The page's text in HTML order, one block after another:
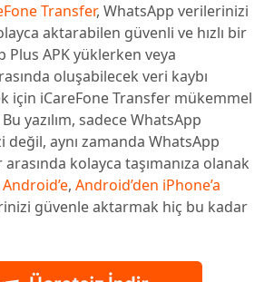
Transfer, WhatsApp verilerinizi
aktarabilen güvenli ve hızlı bir
Plus APK yüklerken veya
oluşabilecek veri kaybı
için iCareFone Transfer mükemmel
yazılım, sadece WhatsApp
aynı zamanda WhatsApp
kolayca taşımanıza olanak
, Android’den iPhone’a
güvenle aktarmak hiç bu kadar